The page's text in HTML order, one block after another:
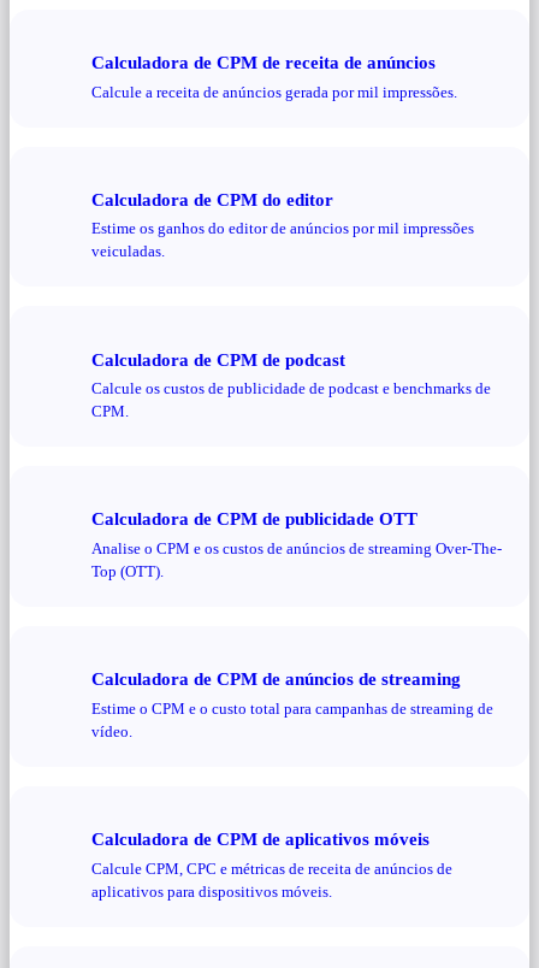
Calculadora de CPM de receita de anúncios
Calcule a receita de anúncios gerada por mil impressões.
Calculadora de CPM do editor
Estime os ganhos do editor de anúncios por mil impressões
veiculadas.
Calculadora de CPM de podcast
Calcule os custos de publicidade de podcast e benchmarks de
CPM.
Calculadora de CPM de publicidade OTT
Analise o CPM e os custos de anúncios de streaming Over-The-
Top (OTT).
Calculadora de CPM de anúncios de streaming
Estime o CPM e o custo total para campanhas de streaming de
vídeo.
Calculadora de CPM de aplicativos móveis
Calcule CPM, CPC e métricas de receita de anúncios de
aplicativos para dispositivos móveis.